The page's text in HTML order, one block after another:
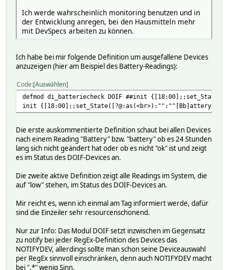
Ich werde wahrscheinlich monitoring benutzen und in
der Entwicklung anregen, bei den Hausmitteln mehr
mit DevSpecs arbeiten zu können.
Ich habe bei mir folgende Definition um ausgefallene Devices
anzuzeigen (hier am Beispiel des Battery-Readings):
Code Auswählen
defmod di_batteriecheck DOIF ##init
init
Die erste auskommentierte Definition schaut bei allen Devices
nach einem Reading "Battery" bzw. "battery" ob es 24 Stunden
lang sich nicht geändert hat oder ob es nicht "ok" ist und zeigt
es im Status des DOIF-Devices an.
Die zweite aktive Definition zeigt alle Readings im System, die
auf "low" stehen, im Status des DOIF-Devices an.
Mir reicht es, wenn ich einmal am Tag informiert werde, dafür
sind die Einzeiler sehr resourcenschonend.
Nur zur Info: Das Modul DOIF setzt inzwischen im Gegensatz
zu notify bei jeder RegEx-Definition des Devices das
NOTIFYDEV, allerdings sollte man schon seine Deviceauswahl
per RegEx sinnvoll einschränken, denn auch NOTIFYDEV macht
bei ".*" wenig Sinn.